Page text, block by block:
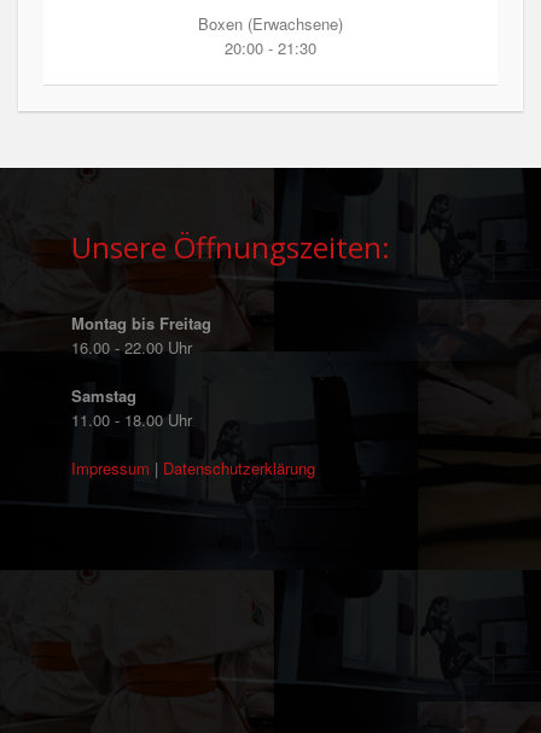
Boxen (Erwachsene)
20:00 - 21:30
Unsere Öffnungszeiten:
Montag bis Freitag
16.00 - 22.00 Uhr
Samstag
11.00 - 18.00 Uhr
Impressum | Datenschutzerklärung